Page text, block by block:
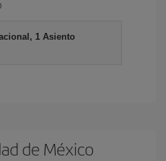
1 Asiento
de México